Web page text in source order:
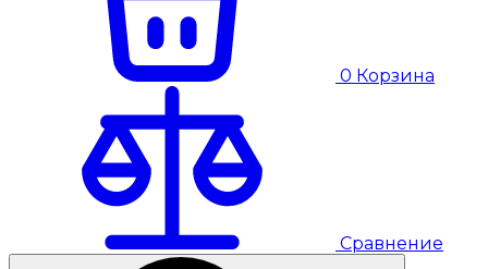
0 Корзина
Сравнение